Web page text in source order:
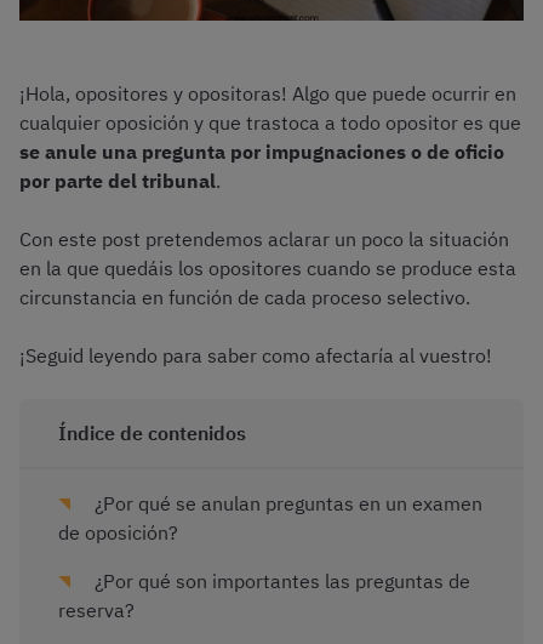
¡Hola, opositores y opositoras! Algo que puede ocurrir en
cualquier oposición y que trastoca a todo opositor es que
se anule una pregunta por impugnaciones o de oficio
por parte del tribunal.
Con este post pretendemos aclarar un poco la situación
en la que quedáis los opositores cuando se produce esta
circunstancia en función de cada proceso selectivo.
¡Seguid leyendo para saber como afectaría al vuestro!
Índice de contenidos
¿Por qué se anulan preguntas en un examen
de oposición?
¿Por qué son importantes las preguntas de
reserva?